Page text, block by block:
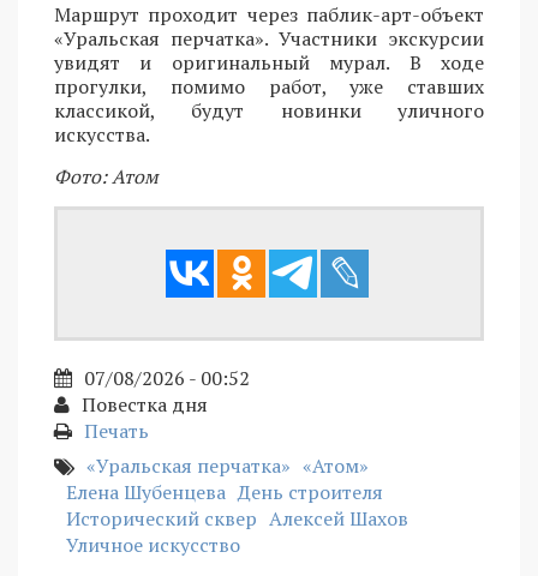
Маршрут проходит через паблик-арт-объект
«Уральская перчатка». Участники экскурсии
увидят и оригинальный мурал. В ходе
прогулки, помимо работ, уже ставших
классикой, будут новинки уличного
искусства.
Фото: Атом
07/08/2026 - 00:52
Повестка дня
Печать
«Уральская перчатка» «Атом»
Елена Шубенцева День строителя
Исторический сквер Алексей Шахов
Уличное искусство